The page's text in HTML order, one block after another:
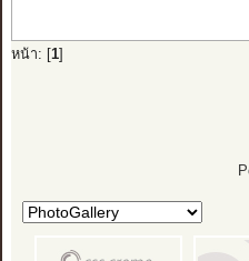
หน้า: [ 1]